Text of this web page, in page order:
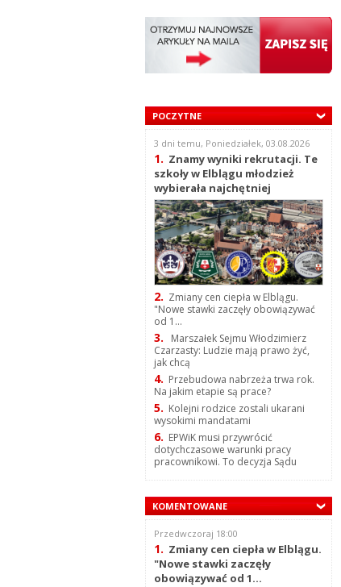
POCZYTNE
3 dni temu, Poniedziałek, 03.08.2026
1. Znamy wyniki rekrutacji. Te
szkoły w Elblągu młodzież
wybierała najchętniej
2. Zmiany cen ciepła w Elblągu.
"Nowe stawki zaczęły obowiązywać
od 1...
3.
Marszałek Sejmu Włodzimierz
Czarzasty: Ludzie mają prawo żyć,
jak chcą
4. Przebudowa nabrzeża trwa rok.
Na jakim etapie są prace?
5. Kolejni rodzice zostali ukarani
wysokimi mandatami
6. EPWiK musi przywrócić
dotychczasowe warunki pracy
pracownikowi. To decyzja Sądu
KOMENTOWANE
Przedwczoraj 18:00
1. Zmiany cen ciepła w Elblągu.
"Nowe stawki zaczęły
obowiązywać od 1...